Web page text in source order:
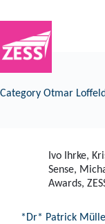
to
content
Category Otmar Loffeld
Ivo Ihrke,
Sense,
Awards,
*Dr* Patrick